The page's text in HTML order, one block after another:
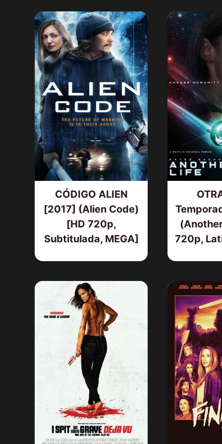
CÓDIGO ALIEN
[2017] (Alien Code)
[HD 720p,
Subtitulada, MEGA]
720p,